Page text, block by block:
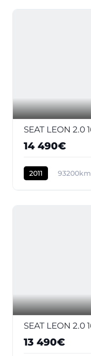
14 490€
2011 93200km
13 490€